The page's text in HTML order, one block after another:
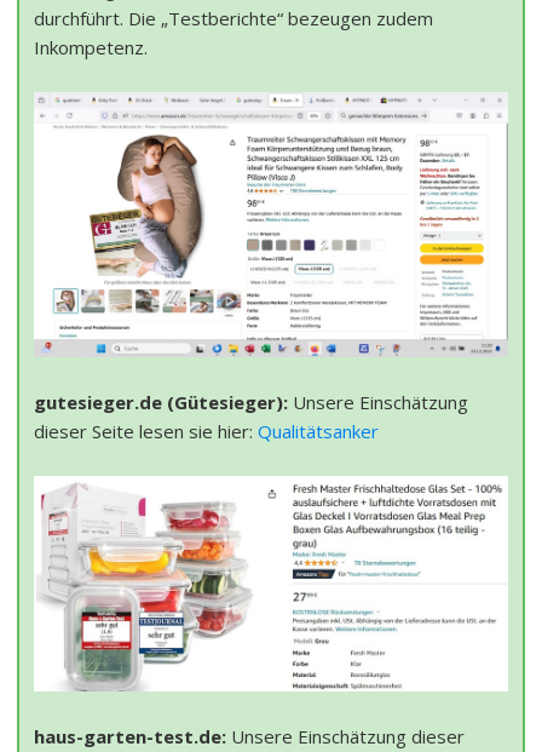
durchführt. Die „Testberichte“ bezeugen zudem
Inkompetenz.
gutesieger.de (Gütesieger): Unsere Einschätzung
dieser Seite lesen sie hier: Qualitätsanker
haus-garten-test.de: Unsere Einschätzung dieser